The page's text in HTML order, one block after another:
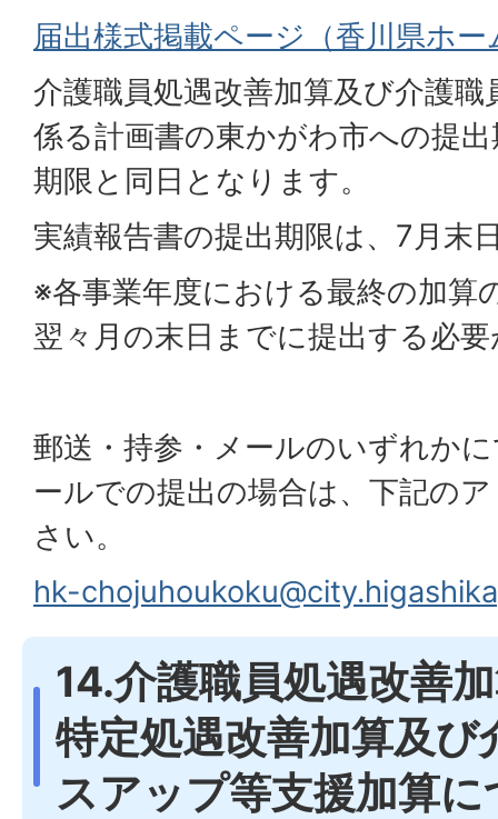
届出様式掲載ページ（香川県ホ
介護職員処遇改善加算及び介護
係る計画書の東かがわ市への提
期限と同日となります。
実績報告書の提出期限は、7月末
※各事業年度における最終の加算
翌々月の末日までに提出する必
郵送・持参・メールのいずれか
ールでの提出の場合は、下記の
さい。
hk-
14.介護職員処遇改善
特定処遇改善加算及び
スアップ等支援加算に